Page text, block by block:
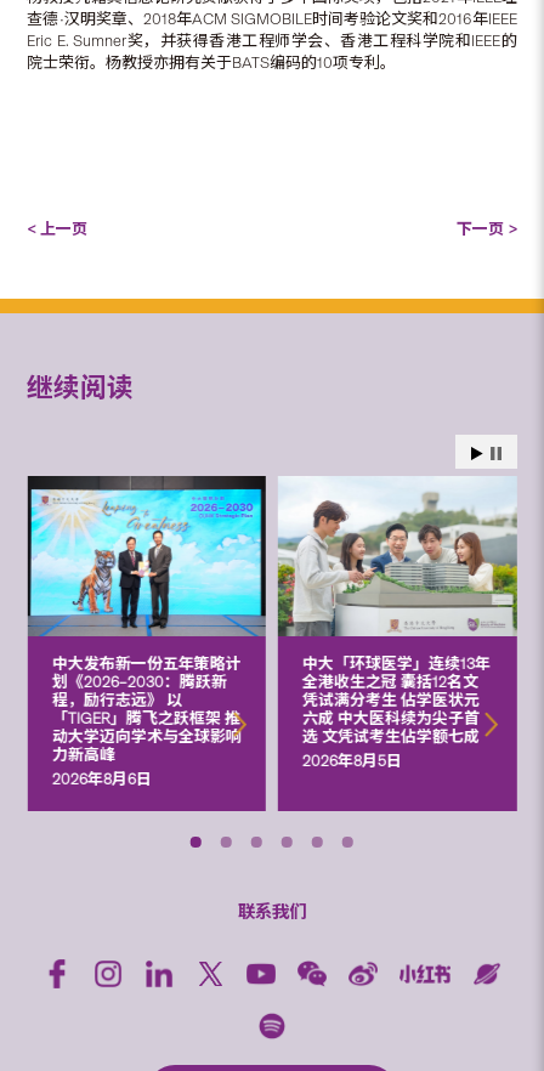
查德•汉明奖章、2018年ACM SIGMOBILE时间考验论文奖和2016年IEEE
Eric E. Sumner奖，并获得香港工程师学会、香港工程科学院和IEEE的
院士荣衔。杨教授亦拥有关于BATS编码的10项专利。
< 上一页 下一页 >
继续阅读
中大发布新一份五年策略计
划《2026‒2030：腾跃新
程，励行志远》 以
「TIGER」腾飞之跃框架 推
动大学迈向学术与全球影响
力新高峰
2026年8月6日
中大「环球医学」连续13年
全港收生之冠 囊括12名文
凭试满分考生 佔学医状元
六成 中大医科续为尖子首
选 文凭试考生佔学额七成
2026年8月5日
联系我们